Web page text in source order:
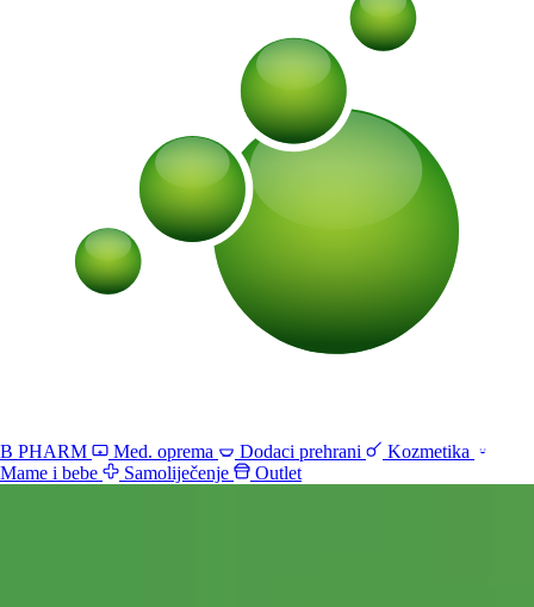
B PHARM Med. oprema Dodaci prehrani
Kozmetika
Mame i bebe
Samoliječenje Outlet